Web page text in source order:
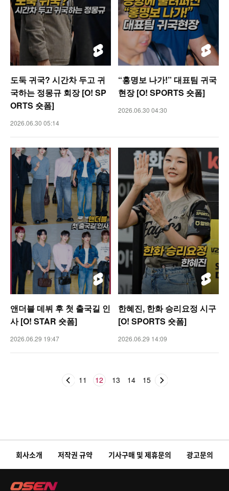
도둑 귀국? 시간차 두고 귀
국하는 정몽규 회장 [O! SP
ORTS 숏폼]
2026.06.30 05:14
“홍명보 나가!” 대표팀 귀국
현장 [O! SPORTS 숏폼]
2026.06.30 04:30
앤더블 데뷔 후 첫 출국길 인
사 [O! STAR 숏폼]
2026.06.29 19:47
한혜진, 한화 승리요정 시구
[O! SPORTS 숏폼]
2026.06.29 14:09
11 12 13 14 15
회사소개 저작권 규약 기사구매 및 제휴문의 광고문의